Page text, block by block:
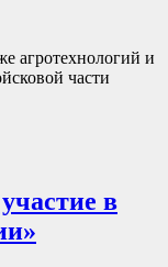
агротехнологий и
части
в